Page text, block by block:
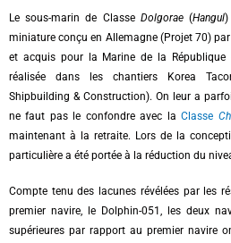
Le sous-marin de Classe Dolgorae(Hangul)
miniature conçu en Allemagne (Projet 70)
et acquis pour la Marine de la
réalisée dans les chantiers Korea
Shipbuilding & Construction). On leur a
ne faut pas le confondre avec laClasse
maintenant à la retraite. Lors de la
particulière a été portée à la réduction du
Compte tenu des lacunes révélées par les
premier navire, le Dolphin-051, les deux
supérieures par rapport au premier navire